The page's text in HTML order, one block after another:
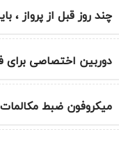
چند روز قبل از پرواز ،
دوربین اختصاصی برای
میکروفون ضبط مکالمات